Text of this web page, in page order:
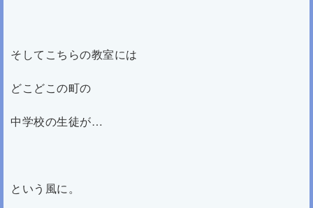
そしてこちらの教室には
どこどこの町の
中学校の生徒が…
という風に。